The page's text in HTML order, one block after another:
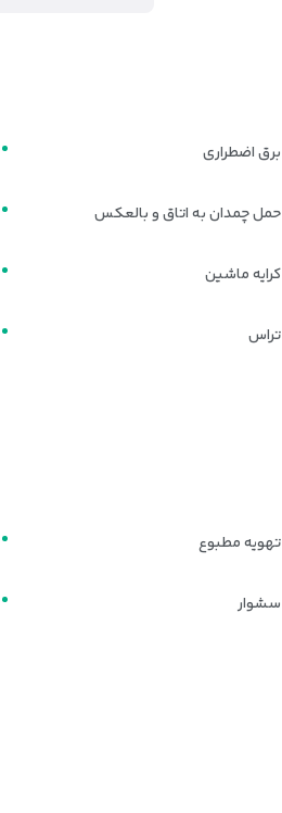
برق اضطراری
حمل چمدان به اتاق و بالعکس
کرایه ماشین
تراس
تهویه مطبوع
سشوار